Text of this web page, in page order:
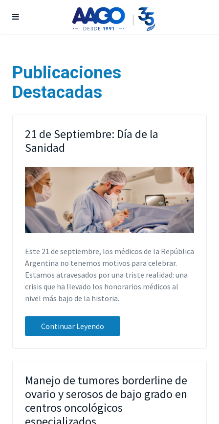
Publicaciones
Destacadas
21 de Septiembre: Día de la
Sanidad
Este 21 de septiembre, los médicos de la República
Argentina no tenemos motivos para celebrar.
Estamos atravesados por una triste realidad: una
crisis que ha llevado los honorarios médicos al
nivel más bajo de la historia.
Continuar Leyendo
Manejo de tumores borderline de
ovario y serosos de bajo grado en
centros oncológicos